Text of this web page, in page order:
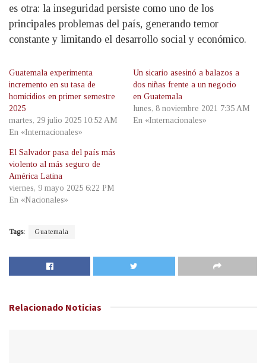
es otra: la inseguridad persiste como uno de los
principales problemas del país, generando temor
constante y limitando el desarrollo social y económico.
Guatemala experimenta
incremento en su tasa de
homicidios en primer semestre
2025
martes, 29 julio 2025 10:52 AM
En «Internacionales»
Un sicario asesinó a balazos a
dos niñas frente a un negocio
en Guatemala
lunes, 8 noviembre 2021 7:35 AM
En «Internacionales»
El Salvador pasa del país más
violento al más seguro de
América Latina
viernes, 9 mayo 2025 6:22 PM
En «Nacionales»
Tags: Guatemala
Relacionado Noticias